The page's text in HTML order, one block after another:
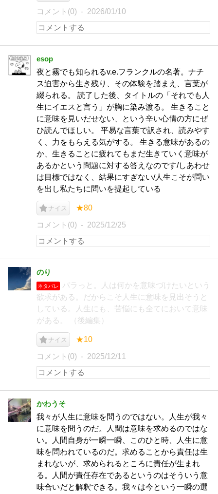
コメント(0) 2026/01/10
esop
夜と霧でも知られるv.e.フランクルの名著。ナチ
ス迫害から生き残り、その体験を踏まえ、言葉が
綴られる。 読了した後、タイトルの「それでも人
生にイエスと言う」が胸に染み渡る。 生きること
に意味を見いだせない、という辛い心情の方にぜ
ひ読んでほしい。 平易な言葉で訳され、読みやす
く、力をもらえる気がする。 生きる意味があるの
か、生きることに疲れてもまだ生きていく意味が
あるかという問題に対する答えなのです/しあわせ
は目標ではなく、結果にすぎない/人生こそが問い
を出し私たちに問いを提起している
ナイス ★80
コメント(0) 2025/12/25
のり
ネタバレ
パラっと。人は何かを意味づけたいという
欲求がある。だからこそ人生に意味を見出そうと
している。人生にも、苦悩にも全てにおいて意味
がある。 （後編集）
ナイス ★10
コメント(0) 2025/12/11
かわうそ
我々が人生に意味を問うのではない。人生が我々
に意味を問うのだ。人間は意味を求めるのではな
い。人間自身が一瞬一瞬、このひと時、人生に意
味を問われているのだ。求めることから責任は生
まれないが、求められるところに責任が生まれ
る。人間が責任存在であるというのはそういう意
味合いだと解釈できる。我々は今という一瞬の選